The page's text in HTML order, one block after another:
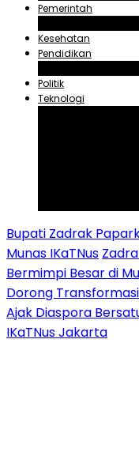
Pemerintah
Kesehatan
Pendidikan
Politik
Teknologi
Bupati Zadrak
Munas IKaTNus
Bermimpi Besar di
Dorong
Ajak Diaspora
IKaTNus Jakarta